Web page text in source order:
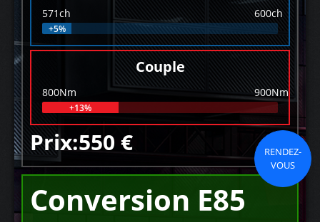
571ch 600ch
+5%
Couple
800Nm 900Nm
+13%
Prix:550 €
RENDEZ-
VOUS
Conversion E85